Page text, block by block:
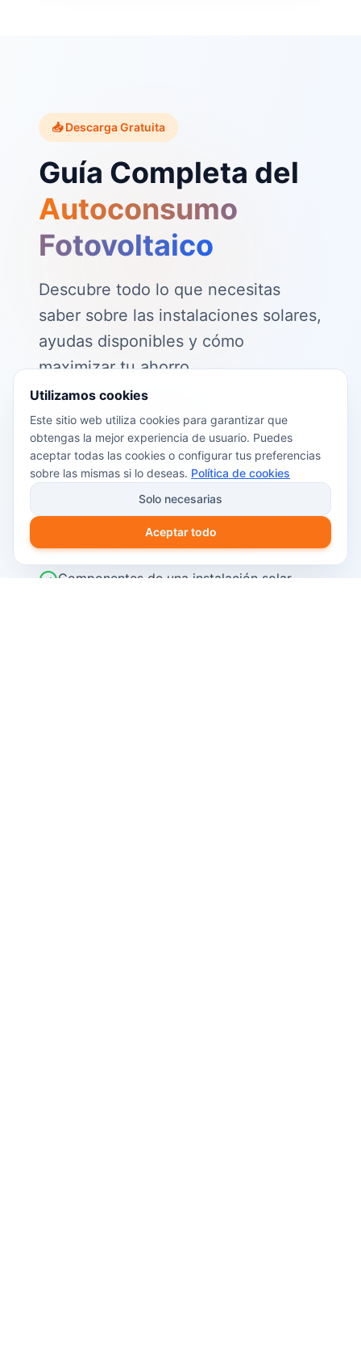
📥 Descarga Gratuita
Guía Completa del
Autoconsumo
Fotovoltaico
Descubre todo lo que necesitas
saber sobre las instalaciones solares,
ayudas disponibles y cómo
maximizar tu ahorro.
📖 Contenido de la guía:
Cómo funciona el autoconsumo
fotovoltaico
Ayudas y subvenciones disponibles en
2026
Cálculo del retorno de inversión
Componentes de una instalación solar
Utilizamos cookies
Este sitio web utiliza cookies para garantizar que
obtengas la mejor experiencia de usuario. Puedes
aceptar todas las cookies o configurar tus preferencias
sobre las mismas si lo deseas. Política de cookies
Solo necesarias
Aceptar todo